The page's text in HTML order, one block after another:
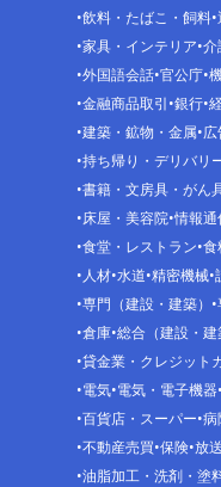
飲料・たばこ・飼料
家具・インテリア 介
外国語会話 官公庁
金融商品取引 銀行
建築・鉱物・金属
持ち帰り・デリバリ
書籍・文房具・がん
床屋・美容院 情報通
食堂・レストラン 食
人材 水道 精密機械
専門（建設・建築）
倉庫 総合（建設・建
貸金業・クレジット
電気 電気・電子機器
百貨店・スーパー 病
不動産売買 保険 放
油脂加工・洗剤・塗